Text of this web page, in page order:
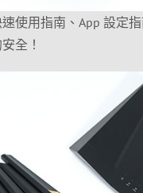
使用指南、App 設定
全！